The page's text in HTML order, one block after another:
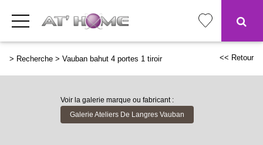
> Recherche > Vauban bahut 4 portes 1 tiroir << Retour
Voir la galerie marque ou fabricant :
Galerie Ateliers De Langres Vauban